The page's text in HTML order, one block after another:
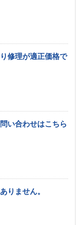
修理が適正価格で
い合わせはこちら
りません。